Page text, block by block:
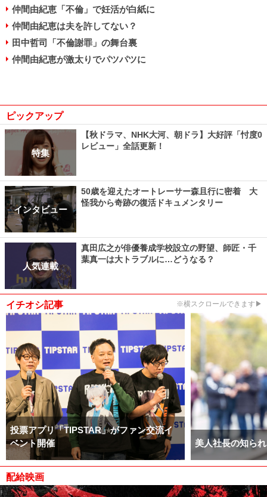
仲間由紀恵「不倫」で妊活が白紙に
仲間由紀恵は夫を許してない？
田中哲司「不倫謝罪」の舞台裏
仲間由紀恵が激太りでパツパツに
ピックアップ
特集
【秋ドラマ、NHK大河、朝ドラ】大好評「忖度0
レビュー」全話更新！
インタビュー
50歳を迎えたオートレーサー森且行に密着 大
怪我から奇跡の復活ドキュメンタリー
人気連載
真田広之が俳優養成学校設立の野望、師匠・千
葉真一は大トラブルに…どうなる？
イチオシ記事 ※横スクロールできます▶
投票アプリ「TIPSTAR」がファン交流イ
ベント開催
美人社長の知ら
配給映画